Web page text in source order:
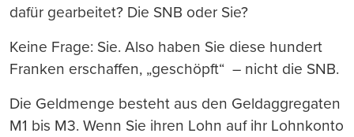
dafür gearbeitet? Die SNB oder Sie?
Keine Frage: Sie. Also haben Sie diese hundert
Franken erschaffen, „geschöpft“ – nicht die SNB.
Die Geldmenge besteht aus den Geldaggregaten
M1 bis M3. Wenn Sie ihren Lohn auf ihr Lohnkonto